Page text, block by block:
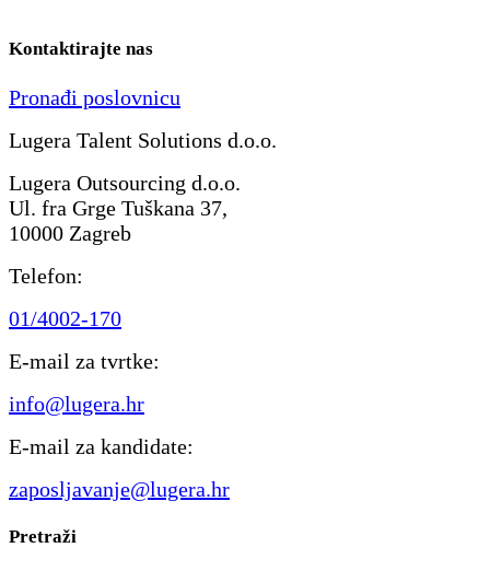
Kontaktirajte nas
Pronađi poslovnicu
Lugera Talent Solutions d.o.o.
Lugera Outsourcing d.o.o.
Ul. fra Grge Tuškana 37,
10000 Zagreb
Telefon:
01/4002-170
E-mail za tvrtke:
info@lugera.hr
E-mail za kandidate:
zaposljavanje@lugera.hr
Pretraži